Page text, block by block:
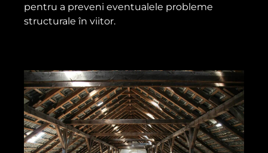
pentru a preveni eventualele probleme
structurale în viitor.